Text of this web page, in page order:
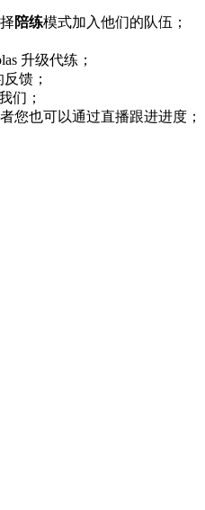
陪练模式加入他们的队伍；
升级代练；
馈；
们；
您也可以通过直播跟进进度；